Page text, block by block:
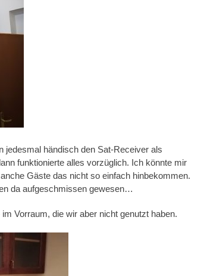
jedesmal händisch den Sat-Receiver als
funktionierte alles vorzüglich. Ich könnte mir
Gäste das nicht so einfach hinbekommen.
da aufgeschmissen gewesen…
Vorraum, die wir aber nicht genutzt haben.